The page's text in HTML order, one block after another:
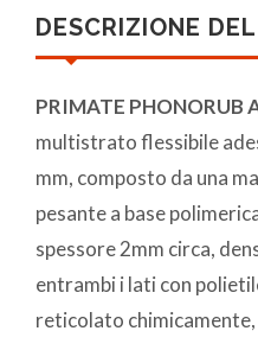
DESCRIZIONE
PRIMATE PHONORUB
multistrato flessibile
mm, composto da una
pesante a base
spessore 2mm circa,
entrambi i lati con
reticolato